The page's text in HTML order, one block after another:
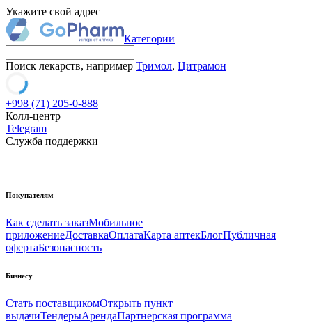
Укажите свой адрес
Категории
Поиск лекарств, например Тримол, Цитрамон
+998 (71) 205-0-888
Колл-центр
Telegram
Служба поддержки
Покупателям
Как сделать заказМобильное
приложениеДоставкаОплатаКарта аптекБлогПубличная
офертаБезопасность
Бизнесу
Стать поставщикомОткрыть пункт
выдачиТендерыАрендаПартнерская программа